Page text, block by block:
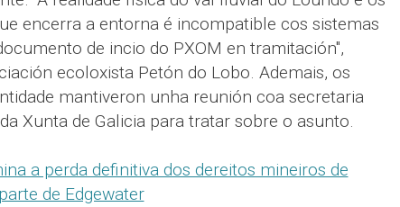
encerra a entorna é incompatible cos sistemas
de incio do PXOM en tramitación",
ecoloxista Petón do Lobo. Ademais, os
mantiveron unha reunión coa secretaria
Xunta de Galicia para tratar sobre o asunto.
a perda definitiva dos dereitos mineiros de
de Edgewater